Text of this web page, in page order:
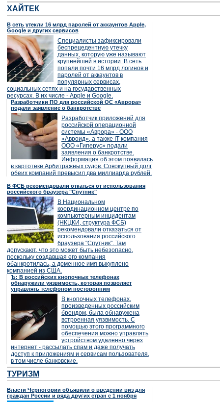
ХАЙТЕК
В сеть утекли 16 млрд паролей от аккаунтов Apple,
Google и других сервисов
Специалисты зафиксировали
беспрецедентную утечку
данных, которую уже называют
крупнейшей в истории. В сеть
попали почти 16 млрд логинов и
паролей от аккаунтов в
популярных сервисах,
социальных сетях и на государственных
ресурсах. В их числе - Apple и Google.
Разработчики ПО для российской ОС «Аврора»
подали заявление о банкротстве
Разработчик приложений для
российской операционной
системы «Аврора» - ООО
«Авроид», а также IT-компания
ООО «Гиперус» подали
заявления о банкротстве.
Информация об этом появилась
в картотеке Арбитражных судов. Совокупный долг
обеих компаний превысил два миллиарда рублей.
В ФСБ рекомендовали откаться от использования
российского браузера "Спутник"
В Национальном
координационном центре по
компьютерным инцидентам
(НКЦКИ, структура ФСБ)
рекомендовали отказаться от
использования российского
браузера "Спутник". Там
допускают, что это может быть небезопасно,
поскольку создавшая его компания
обанкротилась, а доменное имя выкуплено
компанией из США.
Ъ: В российских кнопочных телефонах
обнаружили уязвимость, которая позволяет
управлять телефоном посторонним
В кнопочных телефонах,
произведенных российским
брендом, была обнаружена
встроенная уязвимость. С
помощью этого программного
обеспечения можно управлять
устройством удаленно через
интернет - рассылать спам и даже получать
доступ к приложениям и сервисам пользователя,
в том числе банковские.
ТУРИЗМ
Власти Черногории объявили о введении виз для
граждан России и ряда других стран с 1 ноября